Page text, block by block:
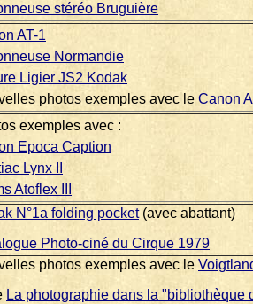
stéréo Bruguière
AT-1
Normandie
Ligier JS2 Kodak
photos exemples avec le Canon
exemples avec :
Epoca Caption
Lynx II
Atoflex III
N°1a folding pocket(avec abattant)
Photo-ciné du Cirque 1979
photos exemples avec le
La photographie dans la "bibliothèque